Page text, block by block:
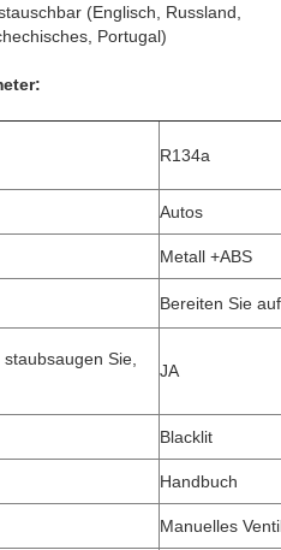
(Englisch, Russland,
Portugal)
R134a
Autos
Metall +ABS
Bereiten Sie auf
Sie,
JA
Blacklit
Handbuch
Manuelles